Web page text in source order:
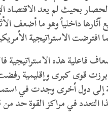
بحيث لم يعد الاقتصاد
داخلياً وهو ما أضعف
الاستراتيجية
فاعلية هذه الاستراتيجية
قوى كبرى وإقليمية
دول أخرى وجدت في
التعدد في مراكز القوة حد